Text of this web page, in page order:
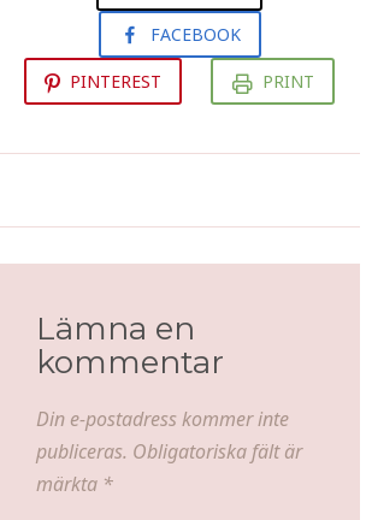
FACEBOOK
PINTEREST PRINT
lönnsirap och färska blåbär
avokadosallad
Lämna en
kommentar
Din e-postadress kommer inte
publiceras. Obligatoriska fält är
märkta *